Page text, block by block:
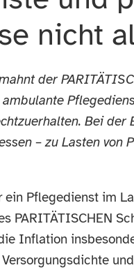
nicht
der
Bei der
– zu Lasten von
Pflegedienst im
PARITÄTISCHEN
Inflation